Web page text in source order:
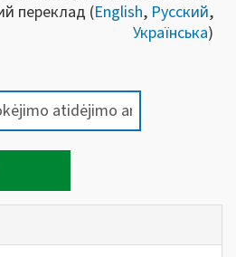
переклад (English, Русский,
Українська)